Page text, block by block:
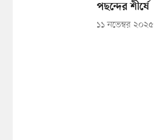
পছন্দের শীর্ষে
১১ নভেম্বর ২০২৫